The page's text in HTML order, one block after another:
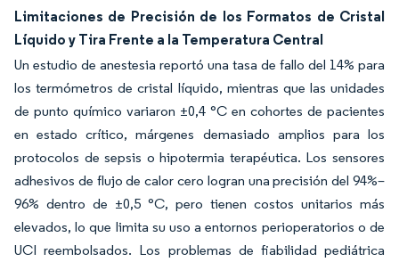
Limitaciones de Precisión de los Formatos de Cristal
Líquido y Tira Frente a la Temperatura Central
Un estudio de anestesia reportó una tasa de fallo del 14% para
los termómetros de cristal líquido, mientras que las unidades
de punto químico variaron ±0,4 °C en cohortes de pacientes
en estado crítico, márgenes demasiado amplios para los
protocolos de sepsis o hipotermia terapéutica. Los sensores
adhesivos de flujo de calor cero logran una precisión del 94%–
96% dentro de ±0,5 °C, pero tienen costos unitarios más
elevados, lo que limita su uso a entornos perioperatorios o de
UCI reembolsados. Los problemas de fiabilidad pediátrica